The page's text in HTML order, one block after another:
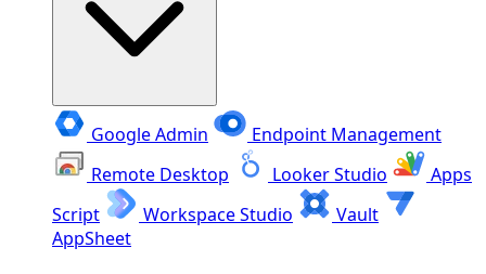
Google Admin
Endpoint Management
Remote Desktop
Looker Studio
Apps
Script
Workspace Studio
Vault
AppSheet